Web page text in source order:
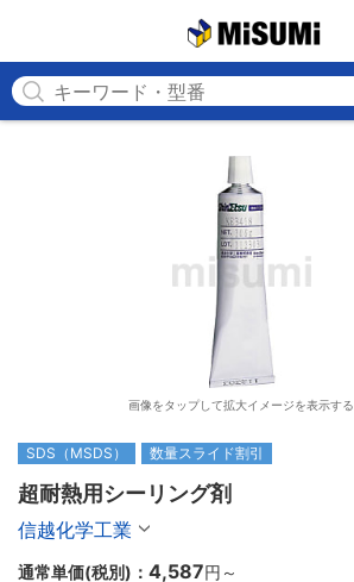
画像をタップして拡大イメージを表示する
SDS（MSDS） 数量スライド割引
超耐熱用シーリング剤
信越化学工業
通常単価(税別)： 4,587円 ～